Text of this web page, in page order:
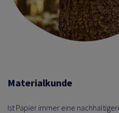
VON
Materialkunde
Ist Papier immer eine